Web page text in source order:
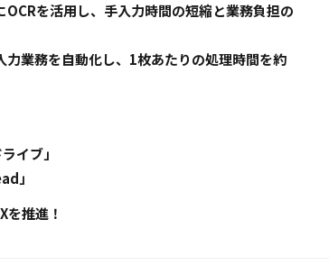
を活用し、手入力時間の短縮と業務負担の
業務を自動化し、1枚あたりの処理時間を約
イブ」
」
を推進！